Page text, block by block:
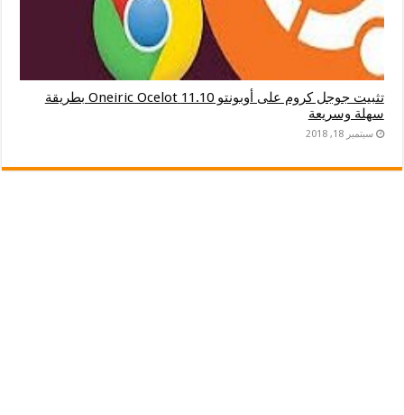
تثبيت جوجل كروم على أوبونتو 11.10 Oneiric Ocelot بطريقة
سهلة وسريعة
سبتمبر 18, 2018